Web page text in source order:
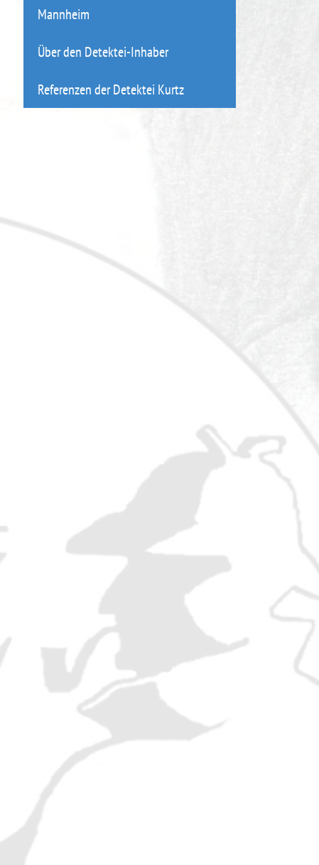
Mannheim
Über den Detektei-Inhaber
Referenzen der Detektei Kurtz